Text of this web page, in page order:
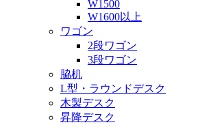
W1500
W1600以上
ワゴン
2段ワゴン
3段ワゴン
脇机
L型・ラウンドデスク
木製デスク
昇降デスク